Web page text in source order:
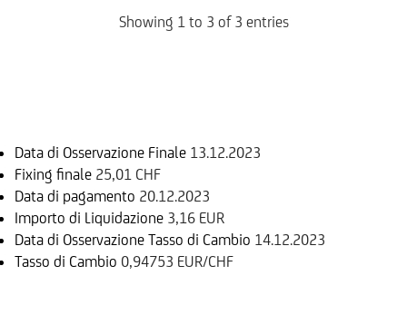
Showing 1 to 3 of 3 entries
Data di Osservazione Finale 13.12.2023
Fixing finale 25,01 CHF
Data di pagamento 20.12.2023
Importo di Liquidazione 3,16 EUR
Data di Osservazione Tasso di Cambio 14.12.2023
Tasso di Cambio 0,94753 EUR/CHF